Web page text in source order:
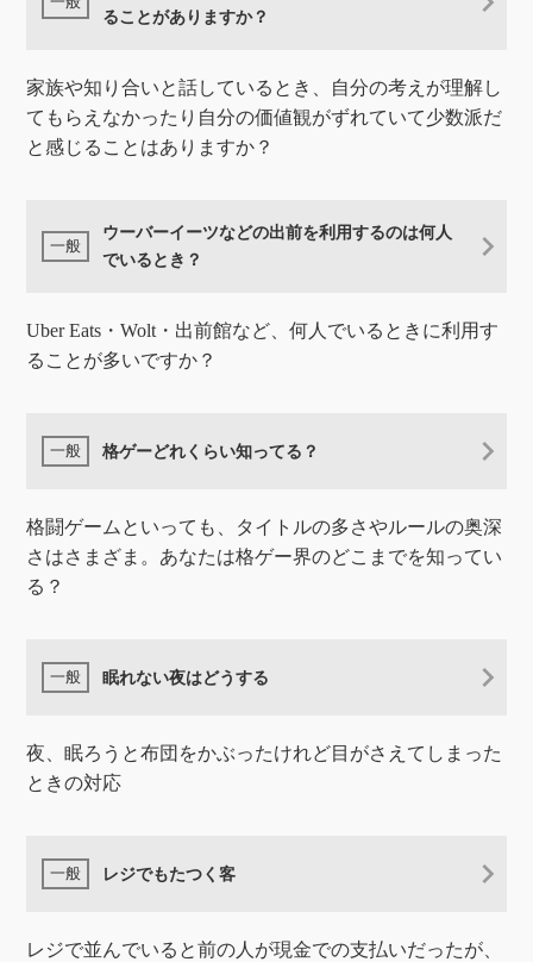
ることがありますか？
家族や知り合いと話しているとき、自分の考えが理解し
てもらえなかったり自分の価値観がずれていて少数派だ
と感じることはありますか？
ウーバーイーツなどの出前を利用するのは何人
でいるとき？
Uber Eats・Wolt・出前館など、何人でいるときに利用す
ることが多いですか？
格ゲーどれくらい知ってる？
格闘ゲームといっても、タイトルの多さやルールの奥深
さはさまざま。あなたは格ゲー界のどこまでを知ってい
る？
眠れない夜はどうする
夜、眠ろうと布団をかぶったけれど目がさえてしまった
ときの対応
レジでもたつく客
レジで並んでいると前の人が現金での支払いだったが、